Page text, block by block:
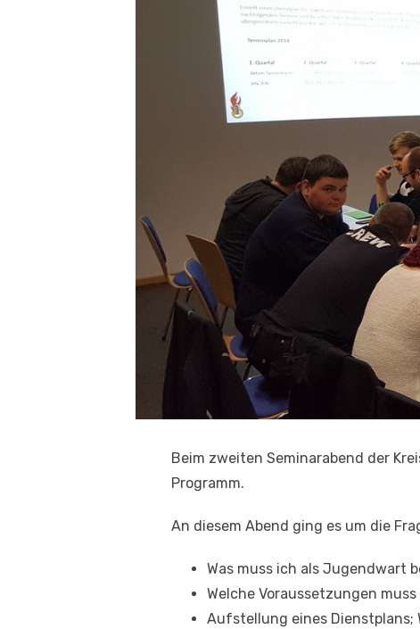
Beim zweiten Seminarabend der
Programm.
An diesem Abend ging es um die
Was muss ich als Jugendwart
Welche Voraussetzungen
Aufstellung eines Dienstplans;